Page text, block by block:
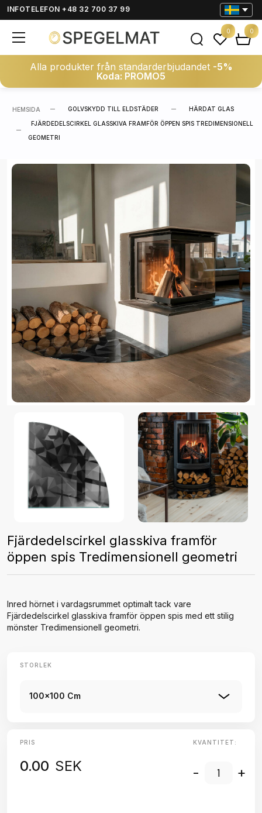
INFOTELEFON +48 32 700 37 99
Alla produkter från standarderbjudandet -5%
Koda: PROMO5
0 0
HEMSIDA GOLVSKYDD TILL ELDSTÄDER HÄRDAT GLAS
FJÄRDEDELSCIRKEL GLASSKIVA FRAMFÖR ÖPPEN SPIS TREDIMENSIONELL
GEOMETRI
Fjärdedelscirkel glasskiva framför
öppen spis Tredimensionell geometri
Inred hörnet i vardagsrummet optimalt tack vare
Fjärdedelscirkel glasskiva framför öppen spis med ett stilig
mönster Tredimensionell geometri.
STORLEK
100x100 Cm
PRIS
0.00 SEK
KVANTITET:
- +